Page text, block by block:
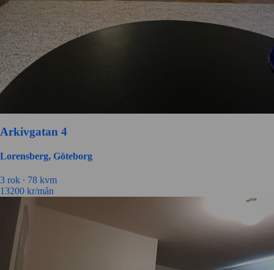
Arkivgatan 4
Lorensberg, Göteborg
3 rok ∙ 78 kvm
13200 kr/mån